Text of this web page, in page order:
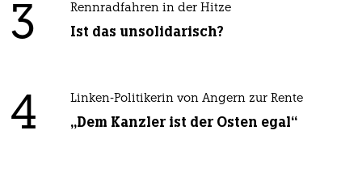
3 Rennradfahren in der Hitze
Ist das unsolidarisch?
4 Linken-Politikerin von Angern zur Rente
„Dem Kanzler ist der Osten egal“